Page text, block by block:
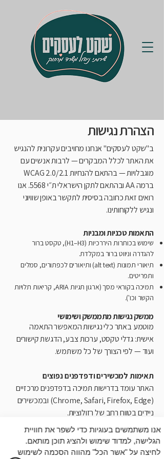
הצהרת נגישות
ב"שקט לעסקים" אנחנו מחויבים עקרונית להנגיש
את האתר לכלל המבקרים — לרבות אנשים עם
מוגבלויות — בהתאם להנחיות WCAG 2.0/2.1
ברמה AA ובהתאם לתקן הישראלי ת״י 5568. אנו
רואים זאת כחובה בסיסית לתקשר באופן שוויוני
ונגיש ללקוחותינו.
התאמות טכניות ומבניות
שימוש בכותרות היררכיות (H1–H3), טקסט ברור
להגדרה וניווט ברור במקלדת.
תיאורי תמונות (alt text) ותיאורים לכפתורים, סמלים
ותפריטים.
תמיכה בקוראי מסך (ארגון תגיות ARIA, קריאות תלויות
הקשר וכו').
ממשק נגישות מתממשק ושימושי
מוטמע באתר כלי נגישות המאפשר התאמה
אישית: גדלי טקסט, ערכות צבע, הדגשת קישורים
ועוד — לפי הצורך של כל משתמש.
תאימות למכשירים ודפדפנים נפוצים
האתר עומד בדרישות תמיכה בדפדפנים מרכזיים
(Chrome, Safari, Firefox, Edge) ובמכשירים
ניידים בטווח רחב של רזולוציות.
משוב ושיפור מתמיד
למרות מאמצינו לנגישות, יתכנו חלקים שעדיין לא
אנו משתמשים בעוגיות כדי לשפר את חוויית
הגלישה, למדוד שימוש ולהציג תוכן מותאם.
לחיצה על "אשר הכל" מהווה הסכמה לשימוש